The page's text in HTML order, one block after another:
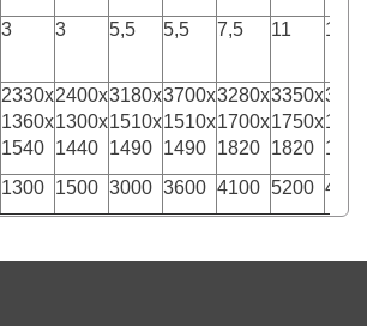
3 3 5,5 5,5 7,5 11 11
2330x
1360x
1540
2400x
1300x
1440
3180x
1510x
1490
3700x
1510x
1490
3280x
1700x
1820
3350x
1750x
1820 1820
1300 1500 3000 3600 4100 5200 4500